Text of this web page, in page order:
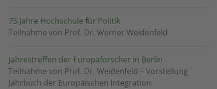
75 Jahre Hochschule für Politik
Teilnahme von Prof. Dr. Werner Weidenfeld
Jahrestreffen der Europaforscher in Berlin
Teilnahme von Prof. Dr. Weidenfeld – Vorstellung
Jahrbuch der Europäischen Integration